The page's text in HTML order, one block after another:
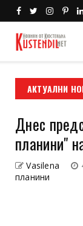
АКТУАЛНИ
и новата
Днес
планини"
Vasilena
планини